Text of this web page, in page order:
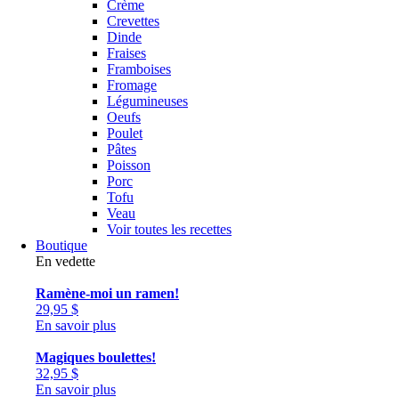
Crème
Crevettes
Dinde
Fraises
Framboises
Fromage
Légumineuses
Oeufs
Poulet
Pâtes
Poisson
Porc
Tofu
Veau
Voir toutes les recettes
Boutique
En vedette
Ramène-moi un ramen!
29,95 $
En savoir plus
Magiques boulettes!
32,95 $
En savoir plus